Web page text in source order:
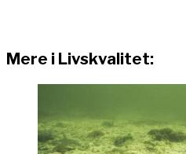
Mere i Livskvalitet: